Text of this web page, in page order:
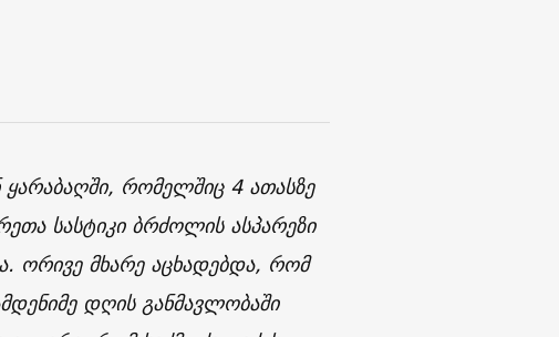
ყარაბაღში, რომელშიც4ათასზე
სასტიკი ბრძოლის ასპარეზი
. ორივე მხარე აცხადებდა, რომ
დღისგანმავლობაში